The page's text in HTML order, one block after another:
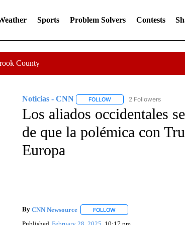
Sports Problem Solvers Contests
County
Noticias - CNN FOLLOWFOLLOW "NOTICIAS - CNN"
2 Followers
Los aliados occidentales
de que la polémica con
Europa
By CNN Newsource FOLLOWFOLLOW "" TO RECEIVE